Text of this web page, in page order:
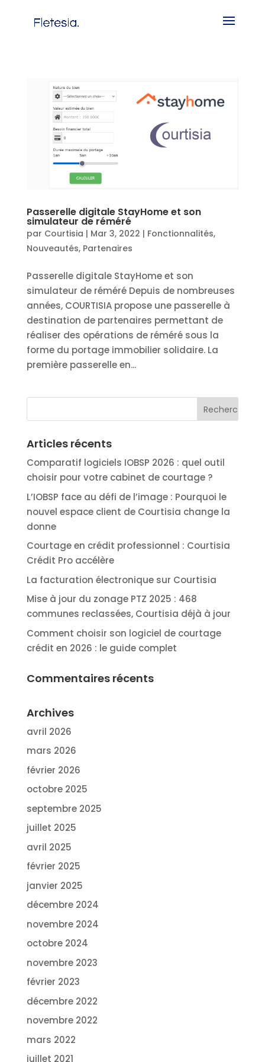
Passerelle digitale StayHome et son
simulateur de réméré
par Courtisia | Mar 3, 2022 | Fonctionnalités,
Nouveautés, Partenaires
Passerelle digitale StayHome et son
simulateur de réméré Depuis de nombreuses
années, COURTISIA propose une passerelle à
destination de partenaires permettant de
réaliser des opérations de réméré sous la
forme du portage immobilier solidaire. La
première passerelle en...
Articles récents
Comparatif logiciels IOBSP 2026 : quel outil
choisir pour votre cabinet de courtage ?
L’IOBSP face au défi de l’image : Pourquoi le
nouvel espace client de Courtisia change la
donne
Courtage en crédit professionnel : Courtisia
Crédit Pro accélère
La facturation électronique sur Courtisia
Mise à jour du zonage PTZ 2025 : 468
communes reclassées, Courtisia déjà à jour
Comment choisir son logiciel de courtage
crédit en 2026 : le guide complet
Commentaires récents
Archives
avril 2026
mars 2026
février 2026
octobre 2025
septembre 2025
juillet 2025
avril 2025
février 2025
janvier 2025
décembre 2024
novembre 2024
octobre 2024
novembre 2023
février 2023
décembre 2022
novembre 2022
mars 2022
juillet 2021